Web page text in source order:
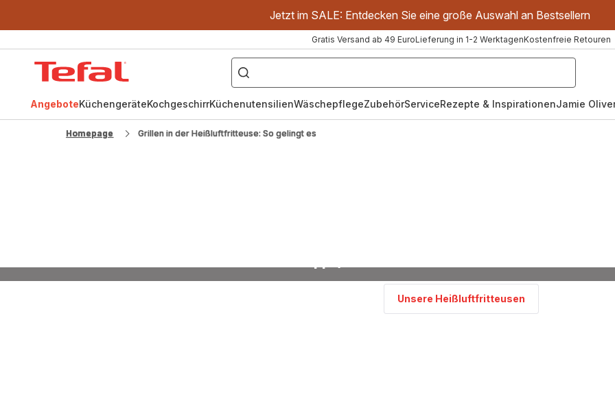
Jetzt im SALE: Entdecken Sie eine große Auswahl an Bestsellern
Gratis Versand ab 49 EuroLieferung in 1-2 WerktagenKostenfreie Retouren
["OptiGrill","Easy
Fry","Pfanne"]
AngeboteKüchengeräteKochgeschirrKüchenutensilienWäschepflegeZubehörServiceRezepte & InspirationenJamie
Homepage Grillen in der Heißluftfritteuse: So gelingt es
Unsere Heißluftfritteusen